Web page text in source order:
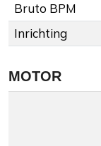
Bruto BPM
Inrichting
MOTOR